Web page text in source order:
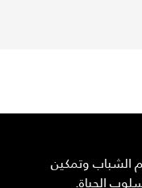
الشباب وتمكين
الحياة.